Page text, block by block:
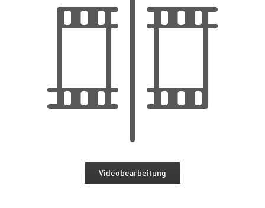
Videobearbeitung